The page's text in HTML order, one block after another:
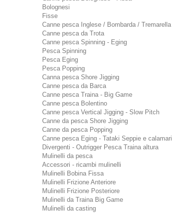
Bolognesi
Fisse
Canne pesca Inglese / Bombarda / Tremarella
Canne pesca da Trota
Canne pesca Spinning - Eging
Pesca Spinning
Pesca Eging
Pesca Popping
Canna pesca Shore Jigging
Canne pesca da Barca
Canne pesca Traina - Big Game
Canne pesca Bolentino
Canne pesca Vertical Jigging - Slow Pitch
Canne da pesca Shore Jigging
Canne da pesca Popping
Canne pesca Eging - Tataki Seppie e calamari
Divergenti - Outrigger Pesca Traina altura
Mulinelli da pesca
Accessori - ricambi mulinelli
Mulinelli Bobina Fissa
Mulinelli Frizione Anteriore
Mulinelli Frizione Posteriore
Mulinelli da Traina Big Game
Mulinelli da casting